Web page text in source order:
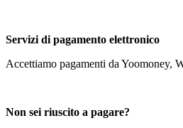
Servizi di pagamento elettronico
Accettiamo pagamenti da Yoomoney,
Non sei riuscito a pagare?